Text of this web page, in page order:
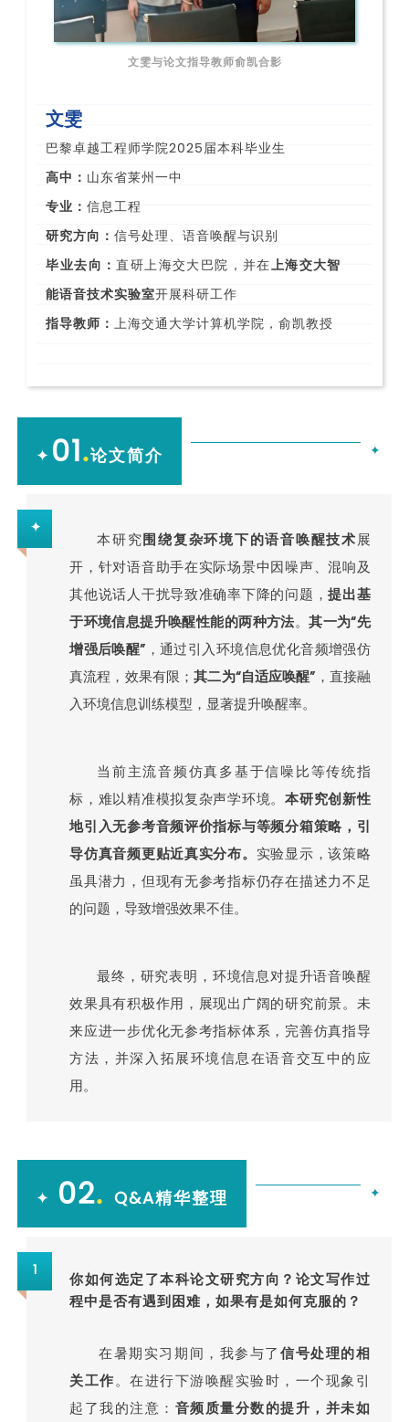
文雯与论文指导教师俞凯合影
文雯
巴黎卓越工程师学院2025届本科毕业生
高中： 山东省莱州一中
专业：信息工程
研究方向：信号处理、语音唤醒与识别
毕业去向：直研上海交大巴院 ，并在上海交大智
能语音技术实验室开展科研工作
指导教师：上海交通大学计算机学院，俞凯教授
✦ 01.论文简介 ✦
✦
本研究围绕复杂环境下的语音唤醒技术展
开，针对语音助手在实际场景中因噪声、混响及
其他说话人干扰导致准确率下降的问题，提出基
于环境信息提升唤醒性能的两种方法。其一为“先
增强后唤醒” ，通过引入环境信息优化音频增强仿
真流程，效果有限；其二为“自适应唤醒” ，直接融
入环境信息训练模型，显著提升唤醒率。
当前主流音频仿真多基于信噪比等传统指
标，难以精准模拟复杂声学环境。本研究创新性
地引入无参考音频评价指标与等频分箱策略，引
导仿真音频更贴近真实分布。 实验显示，该策略
虽具潜力，但现有无参考指标仍存在描述力不足
的问题，导致增强效果不佳。
最终，研究表明，环境信息对提升语音唤醒
效果具有积极作用，展现出广阔的研究前景。未
来应进一步优化无参考指标体系，完善仿真指导
方法，并深入拓展环境信息在语音交互中的应
用。
✦ 02.Q&A精华整理 ✦
1
你如何选定了本科论文研究方向？论文写作过
程中是否有遇到困难，如果有是如何克服的？
在暑期实习期间，我参与了信号处理的相
关工作。在进行下游唤醒实验时，一个现象引
起了我的注意： 音频质量分数的提升，并未如